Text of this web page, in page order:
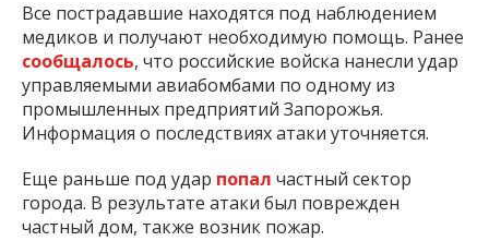
Все пострадавшие находятся под наблюдением
медиков и получают необходимую помощь. Ранее
сообщалось, что российские войска нанесли удар
управляемыми авиабомбами по одному из
промышленных предприятий Запорожья.
Информация о последствиях атаки уточняется.
Еще раньше под удар попал частный сектор
города. В результате атаки был поврежден
частный дом, также возник пожар.